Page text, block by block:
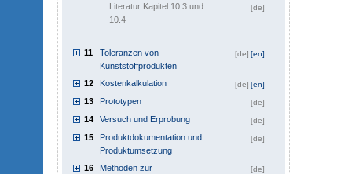
Literatur Kapitel 10.3 und
10.4
[de]
11
Toleranzen von
Kunststoffprodukten
[en]
[de]
12 Kostenkalkulation [en]
[de]
13 Prototypen [de]
14 Versuch und Erprobung [de]
15
Produktdokumentation und
Produktumsetzung
[de]
16
Methoden zur
[de]